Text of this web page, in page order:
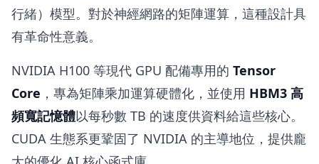
行緒）模型。對於神經網路的矩陣運算，這種設計具
有革命性意義。
NVIDIA H100 等現代 GPU 配備專用的 Tensor
Core ，專為矩陣乘加運算硬體化，並使用 HBM3 高
頻寬記憶體以每秒數 TB 的速度供資料給這些核心。
CUDA 生態系更鞏固了 NVIDIA 的主導地位，提供龐